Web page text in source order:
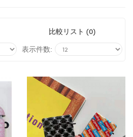
比較リスト (0)
表示件数: